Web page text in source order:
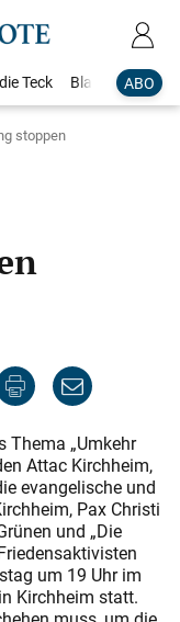
ABO
Teck Blaulicht
stoppen
Thema „Umkehr
Attac Kirchheim,
evangelische und
Pax Christi
und „Die
um 19 Uhr im
Kirchheim statt.